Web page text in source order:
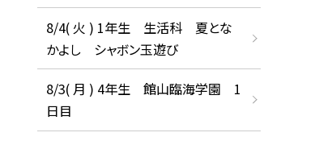
8/4( 火 ) 1年生 生活科 夏とな
かよし シャボン玉遊び
8/3( 月 ) 4年生 館山臨海学園 1
日目